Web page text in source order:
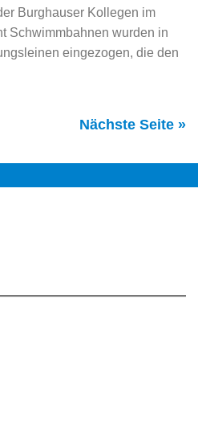
Burghauser Kollegen im
Schwimmbahnen wurden in
eingezogen, die den
Nächste Seite »